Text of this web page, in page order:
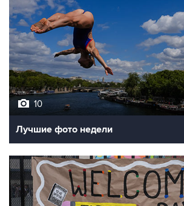
10
Лучшие фото недели